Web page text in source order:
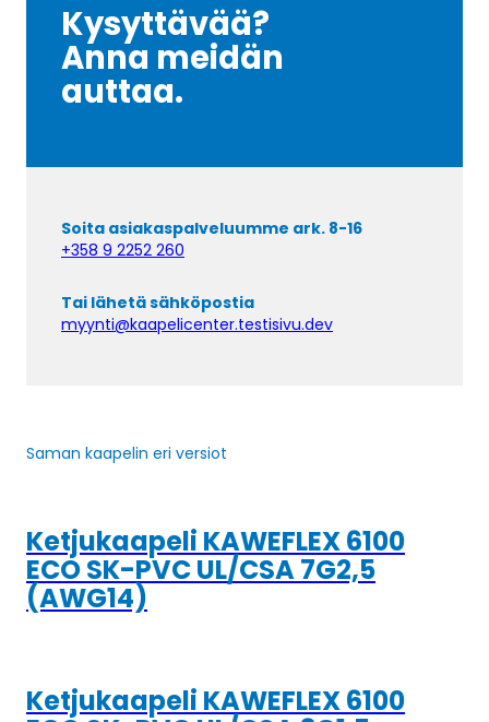
Kysyttävää?
Anna meidän
auttaa.
Soita asiakaspalveluumme ark. 8-16
+358 9 2252 260
Tai lähetä sähköpostia
myynti@kaapelicenter.testisivu.dev
Saman kaapelin eri versiot
Ketjukaapeli KAWEFLEX 6100
ECO SK-PVC UL/CSA 7G2,5
(AWG14)
Ketjukaapeli KAWEFLEX 6100